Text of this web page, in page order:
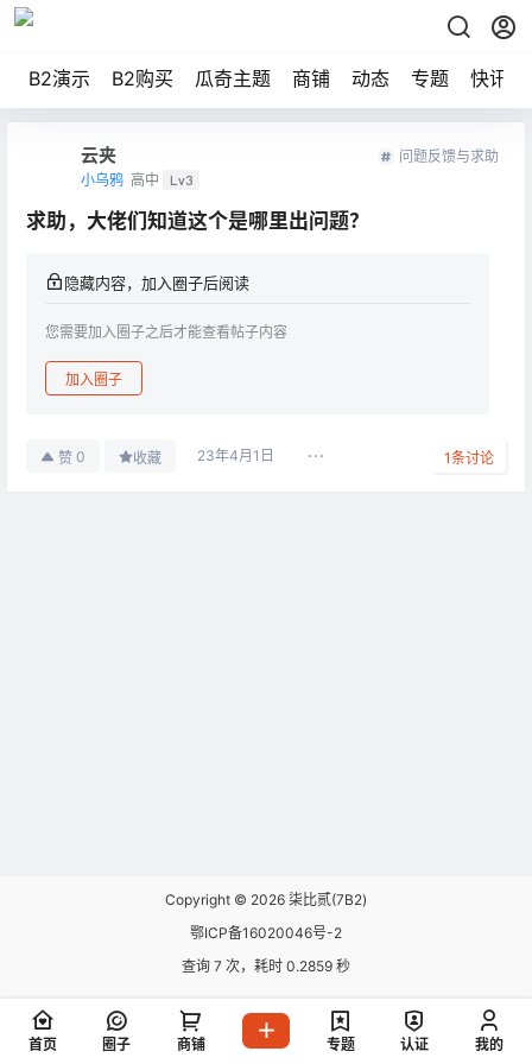
B2演示 B2购买 瓜奇主题 商铺 动态 专题 快讯
云夹
小乌鸦 高中 Lv3
问题反馈与求助
求助，大佬们知道这个是哪里出问题？
隐藏内容，加入圈子后阅读
您需要加入圈子之后才能查看帖子内容
加入圈子
赞 0 收藏 23年4月1日 1条讨论
Copyright © 2026 柒比贰(7B2)
鄂ICP备16020046号-2
查询 7 次，耗时 0.2859 秒
首页 圈子 商铺 专题 认证 我的